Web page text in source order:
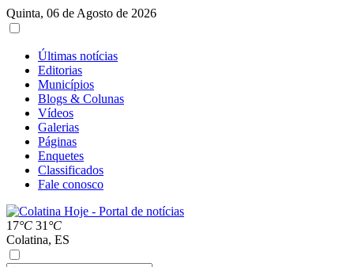
Quinta, 06 de Agosto de 2026
Últimas notícias
Editorias
Municípios
Blogs & Colunas
Vídeos
Galerias
Páginas
Enquetes
Classificados
Fale conosco
17°C 31 °C
Colatina, ES